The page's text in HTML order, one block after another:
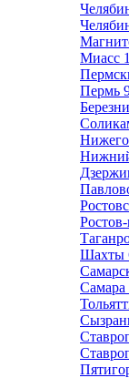
Миасс
Пермь
Шахты
Самара